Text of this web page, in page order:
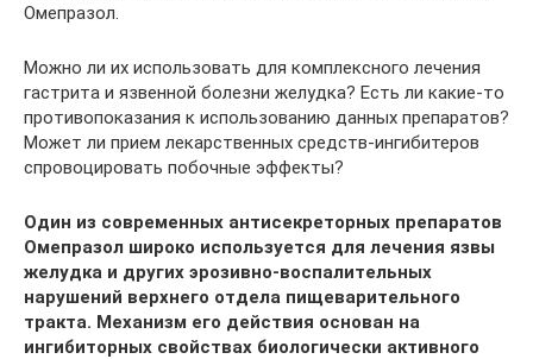
Омепразол.
Можно ли их использовать для комплексного лечения
гастрита и язвенной болезни желудка? Есть ли какие-то
противопоказания к использованию данных препаратов?
Может ли прием лекарственных средств-ингибитеров
спровоцировать побочные эффекты?
Один из современных антисекреторных препаратов
Омепразол широко используется для лечения язвы
желудка и других эрозивно-воспалительных
нарушений верхнего отдела пищеварительного
тракта. Механизм его действия основан на
ингибиторных свойствах биологически активного